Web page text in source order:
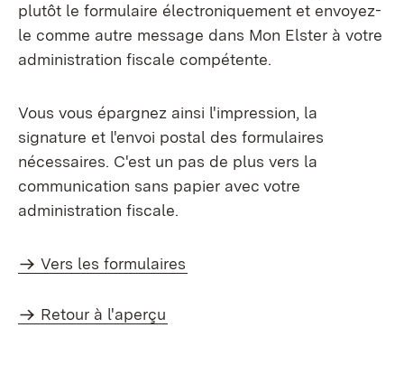
plutôt le formulaire électroniquement et envoyez-
le comme autre message dans Mon Elster à votre
administration fiscale compétente.
Vous vous épargnez ainsi l'impression, la
signature et l'envoi postal des formulaires
nécessaires. C'est un pas de plus vers la
communication sans papier avec votre
administration fiscale.
Vers les formulaires
Retour à l'aperçu